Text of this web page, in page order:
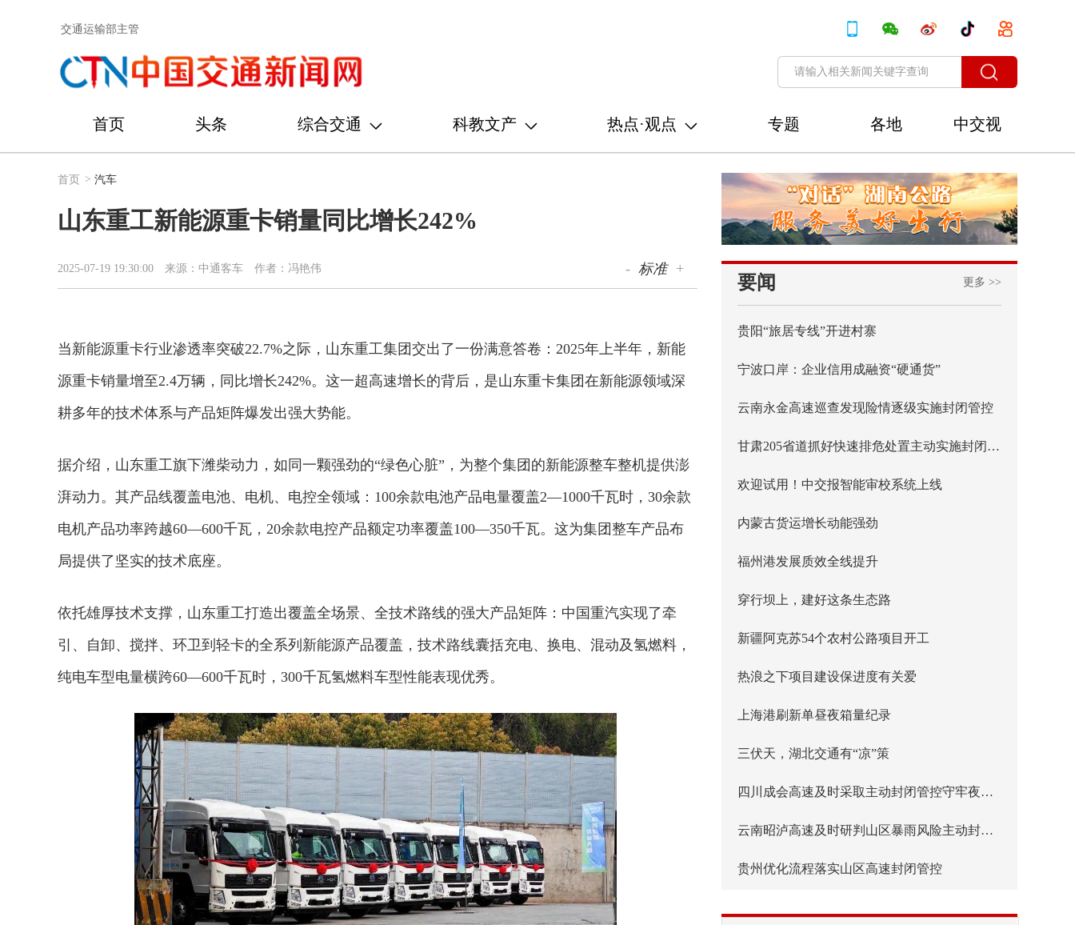
交通运输部主管
首页 头条 综合交通 科教文产 热点·观点 专题 各地
中交视
讯
首页 > 汽车
山东重工新能源重卡销量同比增长242%
2025-07-19 19:30:00 来源：中通客车 作者：冯艳伟 - 标准 +
当新能源重卡行业渗透率突破22.7%之际，山东重工集团交出了一份满意答卷：2025年上半年，新能
源重卡销量增至2.4万辆，同比增长242%。这一超高速增长的背后，是山东重卡集团在新能源领域深
耕多年的技术体系与产品矩阵爆发出强大势能。
据介绍，山东重工旗下潍柴动力，如同一颗强劲的“绿色心脏”，为整个集团的新能源整车整机提供澎
湃动力。其产品线覆盖电池、电机、电控全领域：100余款电池产品电量覆盖2—1000千瓦时，30余款
电机产品功率跨越60—600千瓦，20余款电控产品额定功率覆盖100—350千瓦。这为集团整车产品布
局提供了坚实的技术底座。
依托雄厚技术支撑，山东重工打造出覆盖全场景、全技术路线的强大产品矩阵：中国重汽实现了牵
引、自卸、搅拌、环卫到轻卡的全系列新能源产品覆盖，技术路线囊括充电、换电、混动及氢燃料，
纯电车型电量横跨60—600千瓦时，300千瓦氢燃料车型性能表现优秀。
要闻 更多 >>
贵阳“旅居专线”开进村寨
宁波口岸：企业信用成融资“硬通货”
云南永金高速巡查发现险情逐级实施封闭管控
甘肃205省道抓好快速排危处置主动实施封闭管控
欢迎试用！中交报智能审校系统上线
内蒙古货运增长动能强劲
福州港发展质效全线提升
穿行坝上，建好这条生态路
新疆阿克苏54个农村公路项目开工
热浪之下项目建设保进度有关爱
上海港刷新单昼夜箱量纪录
三伏天，湖北交通有“凉”策
四川成会高速及时采取主动封闭管控守牢夜间安全防线
云南昭泸高速及时研判山区暴雨风险主动封闭管控
贵州优化流程落实山区高速封闭管控